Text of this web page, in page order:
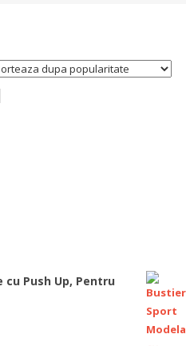
Push Up, Pentru